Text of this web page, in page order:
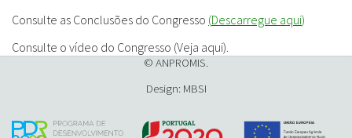
Consulte as Conclusões do Congresso (Descarregue aqui)
Consulte o vídeo do Congresso (Veja aqui).
© ANPROMIS.
Design: MBSI